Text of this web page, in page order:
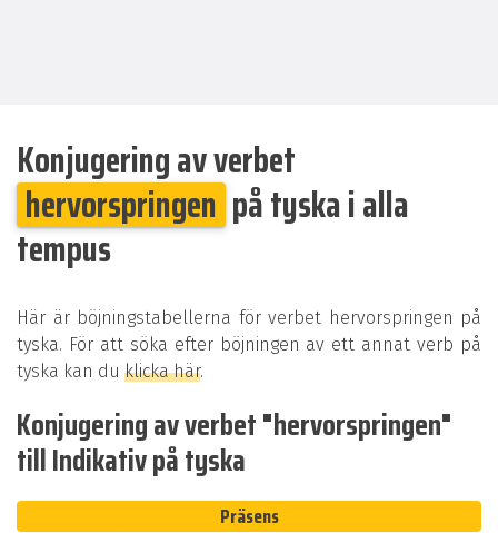
Konjugering av verbet
hervorspringen på tyska i alla
tempus
Här är böjningstabellerna för verbet hervorspringen på
tyska. För att söka efter böjningen av ett annat verb på
tyska kan du klicka här.
Konjugering av verbet "hervorspringen"
till Indikativ på tyska
Präsens